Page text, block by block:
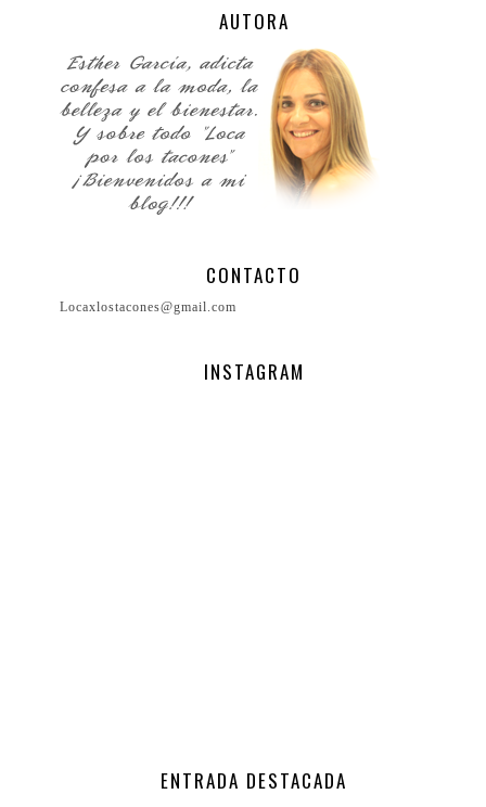
AUTORA
CONTACTO
Locaxlostacones@gmail.com
INSTAGRAM
ENTRADA DESTACADA